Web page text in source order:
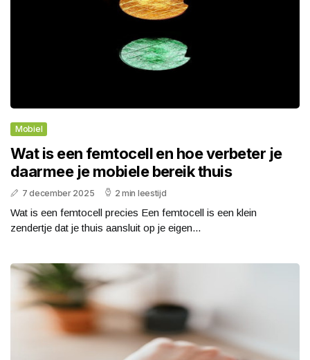
Mobiel
Wat is een femtocell en hoe verbeter je
daarmee je mobiele bereik thuis
7 december 2025 2 min leestijd
Wat is een femtocell precies Een femtocell is een klein
zendertje dat je thuis aansluit op je eigen...